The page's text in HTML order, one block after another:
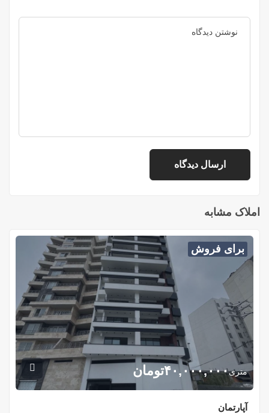
املاک مشابه
برای فروش
متری۴۰,۰۰۰,۰۰۰تومان
آپارتمان